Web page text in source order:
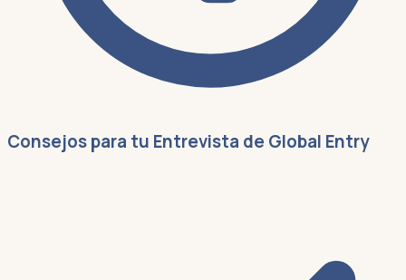
Consejos para tu Entrevista de Global Entry